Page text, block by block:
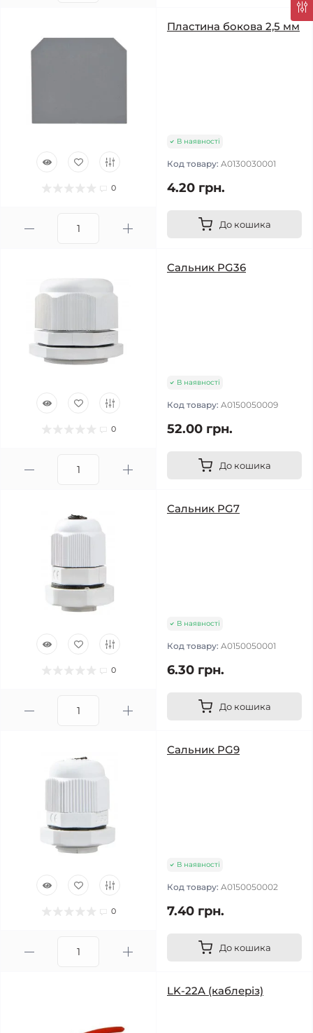
0
Пластина бокова 2,5 мм
В наявності
Код товару: A0130030001
4.20 грн.
До кошика
0
Сальник PG36
В наявності
Код товару: A0150050009
52.00 грн.
До кошика
0
Сальник PG7
В наявності
Код товару: A0150050001
6.30 грн.
До кошика
0
Сальник PG9
В наявності
Код товару: A0150050002
7.40 грн.
До кошика
LK-22A (каблеріз)